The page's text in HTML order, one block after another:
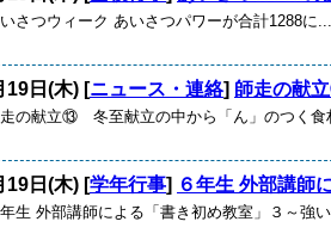
さつウィーク あいさつパワーが合計1288
19日(木) [ニュース・連絡] 師走の献
の献立⑬ 冬至献立の中から「ん」のつ
19日(木) [学年行事] ６年生 外部講師
年生 外部講師による「書き初め教室」３～